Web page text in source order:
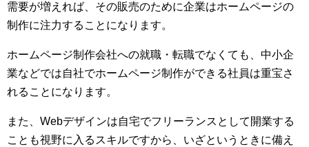
需要が増えれば、その販売のために企業はホームページの
制作に注力することになります。
ホームページ制作会社への就職・転職でなくても、中小企
業などでは自社でホームページ制作ができる社員は重宝さ
れることになります。
また、Webデザインは自宅でフリーランスとして開業する
ことも視野に入るスキルですから、いざというときに備え